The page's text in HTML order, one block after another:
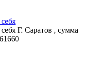
Г. Саратов , сумма